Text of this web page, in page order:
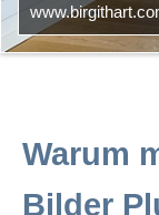
Warum
Bilder